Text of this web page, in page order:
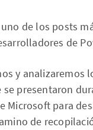
uno de los posts
de
y analizaremos
se presentaron
Microsoft para
de